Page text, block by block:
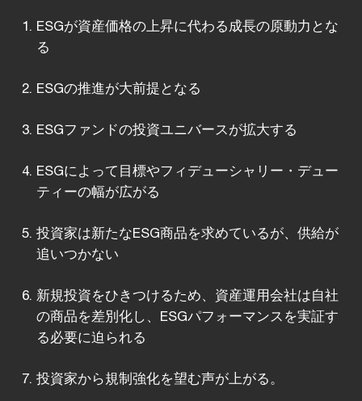
ESGが資産価格の上昇に代わる成長の原動力とな
る
ESGの推進が大前提となる
ESGファンドの投資ユニバースが拡大する
ESGによって目標やフィデューシャリー・デュー
ティーの幅が広がる
投資家は新たなESG商品を求めているが、供給が
追いつかない
新規投資をひきつけるため、資産運用会社は自社
の商品を差別化し、ESGパフォーマンスを実証す
る必要に迫られる
投資家から規制強化を望む声が上がる。